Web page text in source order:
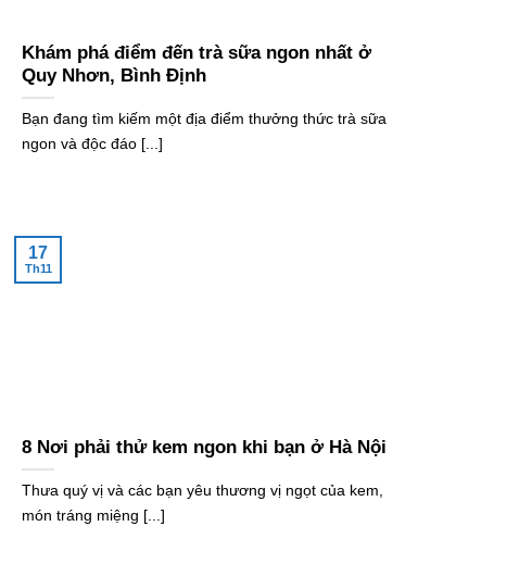
Khám phá điểm đến trà sữa ngon nhất ở
Quy Nhơn, Bình Định
Bạn đang tìm kiếm một địa điểm thưởng thức trà sữa
ngon và độc đáo [...]
8 Nơi phải thử kem ngon khi bạn ở Hà Nội
Thưa quý vị và các bạn yêu thương vị ngọt của kem,
món tráng miệng [...]
17
Th11